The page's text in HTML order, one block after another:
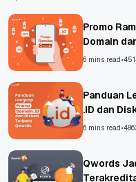
Promo
Domain
6 mins read •
Panduan
.ID dan
6 mins read •
Qwords